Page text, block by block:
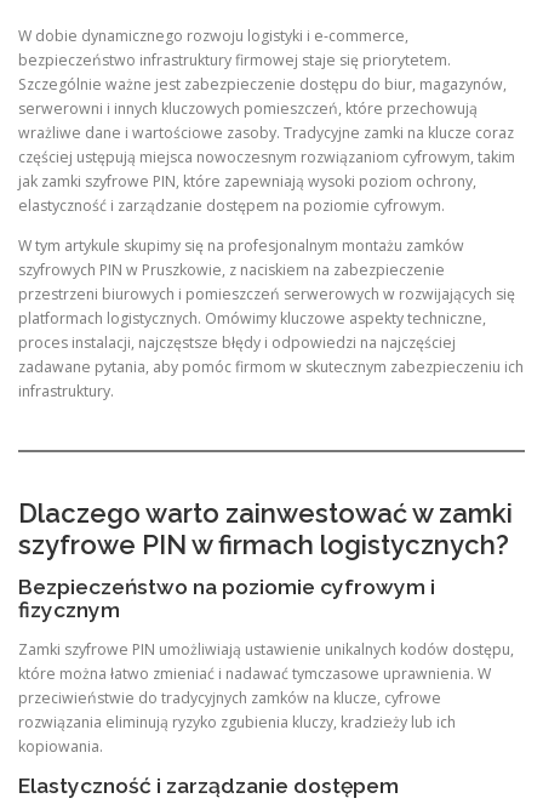
W dobie dynamicznego rozwoju logistyki i e-commerce,
bezpieczeństwo infrastruktury firmowej staje się priorytetem.
Szczególnie ważne jest zabezpieczenie dostępu do biur, magazynów,
serwerowni i innych kluczowych pomieszczeń, które przechowują
wrażliwe dane i wartościowe zasoby. Tradycyjne zamki na klucze coraz
częściej ustępują miejsca nowoczesnym rozwiązaniom cyfrowym, takim
jak zamki szyfrowe PIN, które zapewniają wysoki poziom ochrony,
elastyczność i zarządzanie dostępem na poziomie cyfrowym.
W tym artykule skupimy się na profesjonalnym montażu zamków
szyfrowych PIN w Pruszkowie, z naciskiem na zabezpieczenie
przestrzeni biurowych i pomieszczeń serwerowych w rozwijających się
platformach logistycznych. Omówimy kluczowe aspekty techniczne,
proces instalacji, najczęstsze błędy i odpowiedzi na najczęściej
zadawane pytania, aby pomóc firmom w skutecznym zabezpieczeniu ich
infrastruktury.
Dlaczego warto zainwestować w zamki
szyfrowe PIN w firmach logistycznych?
Bezpieczeństwo na poziomie cyfrowym i
fizycznym
Zamki szyfrowe PIN umożliwiają ustawienie unikalnych kodów dostępu,
które można łatwo zmieniać i nadawać tymczasowe uprawnienia. W
przeciwieństwie do tradycyjnych zamków na klucze, cyfrowe
rozwiązania eliminują ryzyko zgubienia kluczy, kradzieży lub ich
kopiowania.
Elastyczność i zarządzanie dostępem